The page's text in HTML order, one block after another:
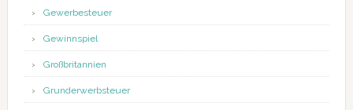
Gewerbesteuer
Gewinnspiel
Großbritannien
Grunderwerbsteuer